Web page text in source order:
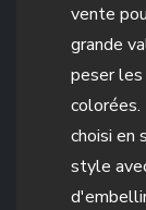
vente
grande
peser
choisi en
style